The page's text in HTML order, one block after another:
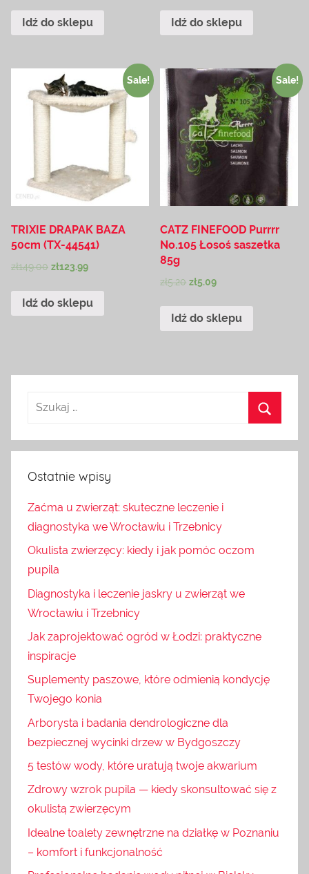
Idź do sklepu Idź do sklepu
Sale!
TRIXIE DRAPAK BAZA
50cm (TX-44541)
zł149.00 zł123.99
Idź do sklepu
Sale!
CATZ FINEFOOD Purrrr
No.105 Łosoś saszetka
85g
zł5.20 zł5.09
Idź do sklepu
Ostatnie wpisy
Zaćma u zwierząt: skuteczne leczenie i
diagnostyka we Wrocławiu i Trzebnicy
Okulista zwierzęcy: kiedy i jak pomóc oczom
pupila
Diagnostyka i leczenie jaskry u zwierząt we
Wrocławiu i Trzebnicy
Jak zaprojektować ogród w Łodzi: praktyczne
inspiracje
Suplementy paszowe, które odmienią kondycję
Twojego konia
Arborysta i badania dendrologiczne dla
bezpiecznej wycinki drzew w Bydgoszczy
5 testów wody, które uratują twoje akwarium
Zdrowy wzrok pupila — kiedy skonsultować się z
okulistą zwierzęcym
Idealne toalety zewnętrzne na działkę w Poznaniu
– komfort i funkcjonalność